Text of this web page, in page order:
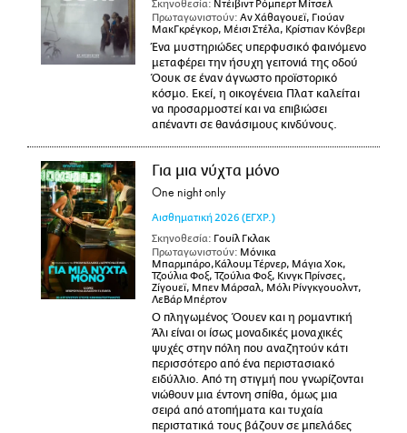
Σκηνοθεσία: Ντέιβιντ Ρόμπερτ Μίτσελ
Πρωταγωνιστούν: Αν Χάθαγουεϊ, Γιούαν
ΜακΓκρέγκορ, Μέισι Στέλα, Κρίστιαν Κόνβερι
Ένα μυστηριώδες υπερφυσικό φαινόμενο
μεταφέρει την ήσυχη γειτονιά της οδού
Όουκ σε έναν άγνωστο προϊστορικό
κόσμο. Εκεί, η οικογένεια Πλατ καλείται
να προσαρμοστεί και να επιβιώσει
απέναντι σε θανάσιμους κινδύνους.
Για μια νύχτα μόνο
One night only
Αισθηματική 2026 (ΕΓΧΡ.)
Σκηνοθεσία: Γουίλ Γκλακ
Πρωταγωνιστούν: Μόνικα
Μπαρμπάρο,Κάλουμ Τέρνερ, Μάγια Χοκ,
Τζούλια Φοξ, Τζούλια Φοξ, Κινγκ Πρίνσες,
Ζίγουεϊ, Μπεν Μάρσαλ, Μόλι Ρίνγκγουολντ,
ΛεΒάρ Μπέρτον
Ο πληγωμένος Όουεν και η ρομαντική
Άλι είναι οι ίσως μοναδικές μοναχικές
ψυχές στην πόλη που αναζητούν κάτι
περισσότερο από ένα περιστασιακό
ειδύλλιο. Από τη στιγμή που γνωρίζονται
νιώθουν μια έντονη σπίθα, όμως μια
σειρά από ατοπήματα και τυχαία
περιστατικά τους βάζουν σε μπελάδες